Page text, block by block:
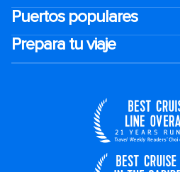
Puertos populares
Prepara tu viaje